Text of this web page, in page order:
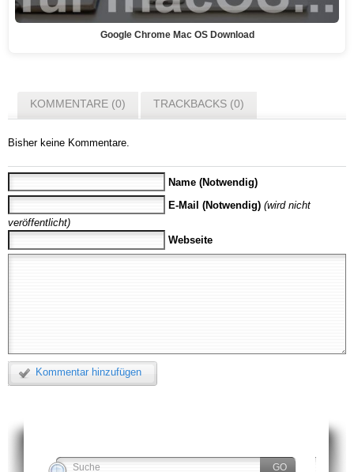
Google Chrome Mac OS Download
KOMMENTARE (0) TRACKBACKS (0)
Bisher keine Kommentare.
Name (Notwendig)
E-Mail (Notwendig) (wird nicht
veröffentlicht)
Webseite
Kommentar hinzufügen